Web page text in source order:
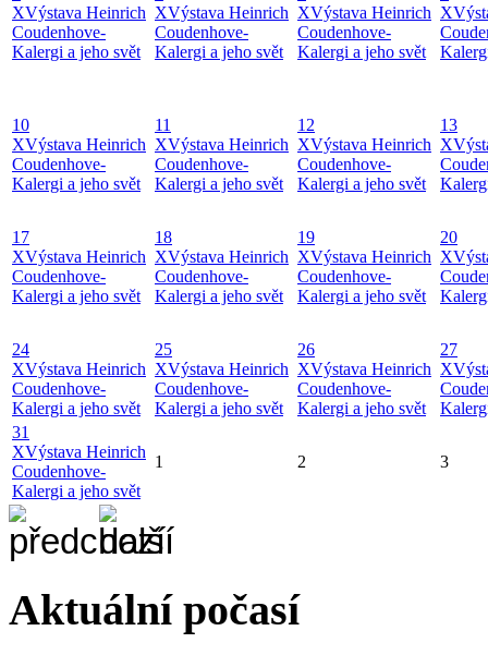
XVýstava Heinrich
Coudenhove-
Kalergi a jeho svět
XVýstava Heinrich
Coudenhove-
Kalergi a jeho svět
XVýstava Heinrich
Coudenhove-
Kalergi a jeho svět
X
10
XVýstava Heinrich
Coudenhove-
Kalergi a jeho svět
11
XVýstava Heinrich
Coudenhove-
Kalergi a jeho svět
12
XVýstava Heinrich
Coudenhove-
Kalergi a jeho svět
13
X
17
XVýstava Heinrich
Coudenhove-
Kalergi a jeho svět
18
XVýstava Heinrich
Coudenhove-
Kalergi a jeho svět
19
XVýstava Heinrich
Coudenhove-
Kalergi a jeho svět
20
X
24
XVýstava Heinrich
Coudenhove-
Kalergi a jeho svět
25
XVýstava Heinrich
Coudenhove-
Kalergi a jeho svět
26
XVýstava Heinrich
Coudenhove-
Kalergi a jeho svět
27
X
31
XVýstava Heinrich
Coudenhove-
Kalergi a jeho svět
1 2 3
Aktuální počasí